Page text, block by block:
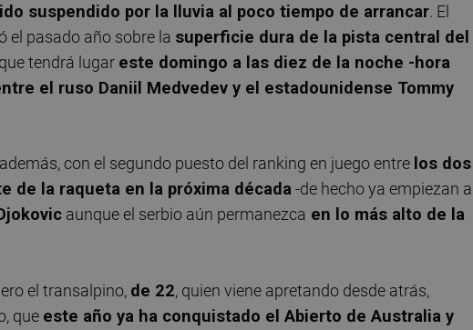
suspendido por la lluvia al poco tiempo de arrancar. El
el pasado año sobre la superficie dura de la pista central del
tendrá lugar este domingo a las diez de la noche -hora
el ruso Daniil Medvedev y el estadounidense Tommy
con el segundo puesto del ranking en juego entre los dos
de la raqueta en la próxima década-de hecho ya empiezan a
aunque el serbio aún permanezca en lo más alto de la
el transalpino, de 22, quien viene apretando desde atrás,
que este año ya ha conquistado el Abierto de Australia y